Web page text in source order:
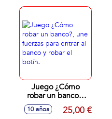
fragmentos de
Juego ¿Cómo
robar un banco?,
une fuerzas para
entrar al banco y
10 años 25,00 €